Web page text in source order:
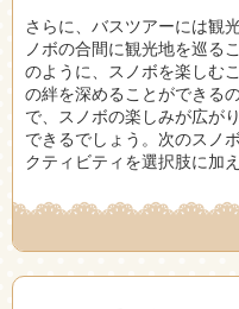
さらに、バスツアーには観
ノボの合間に観光地を巡る
のように、スノボを楽しむ
の絆を深めることができる
で、スノボの楽しみが広が
できるでしょう。次のスノ
クティビティを選択肢に加